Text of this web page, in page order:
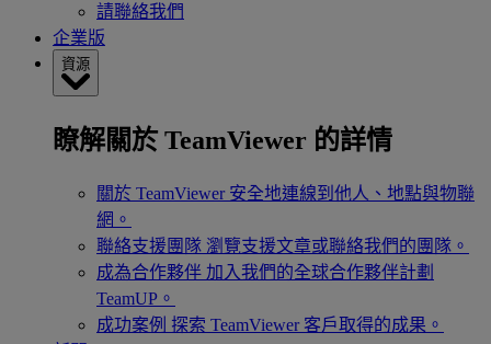
請聯絡我們
企業版
資源
瞭解關於 TeamViewer 的詳情
關於 TeamViewer 安全地連線到他人、地點與物聯
網。
聯絡支援團隊 瀏覽支援文章或聯絡我們的團隊。
成為合作夥伴 加入我們的全球合作夥伴計劃
TeamUP。
成功案例 探索 TeamViewer 客戶取得的成果。